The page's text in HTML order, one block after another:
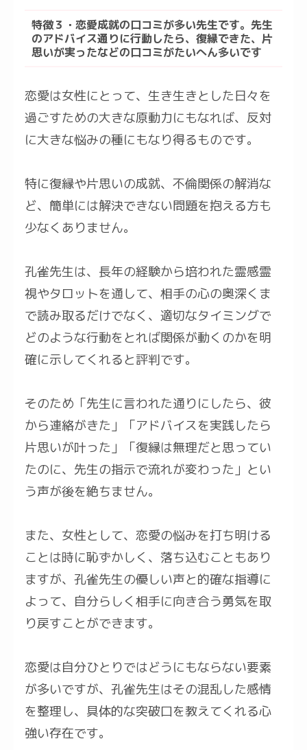
特徴３・恋愛成就の口コミが多い先生です。先生
のアドバイス通りに行動したら、復縁できた、片
思いが実ったなどの口コミがたいへん多いです
恋愛は女性にとって、生き生きとした日々を
過ごすための大きな原動力にもなれば、反対
に大きな悩みの種にもなり得るものです。
特に復縁や片思いの成就、不倫関係の解消な
ど、簡単には解決できない問題を抱える方も
少なくありません。
孔雀先生は、長年の経験から培われた霊感霊
視やタロットを通して、相手の心の奥深くま
で読み取るだけでなく、適切なタイミングで
どのような行動をとれば関係が動くのかを明
確に示してくれると評判です。
そのため「先生に言われた通りにしたら、彼
から連絡がきた」「アドバイスを実践したら
片思いが叶った」「復縁は無理だと思ってい
たのに、先生の指示で流れが変わった」とい
う声が後を絶ちません。
また、女性として、恋愛の悩みを打ち明ける
ことは時に恥ずかしく、落ち込むこともあり
ますが、孔雀先生の優しい声と的確な指導に
よって、自分らしく相手に向き合う勇気を取
り戻すことができます。
恋愛は自分ひとりではどうにもならない要素
が多いですが、孔雀先生はその混乱した感情
を整理し、具体的な突破口を教えてくれる心
強い存在です。